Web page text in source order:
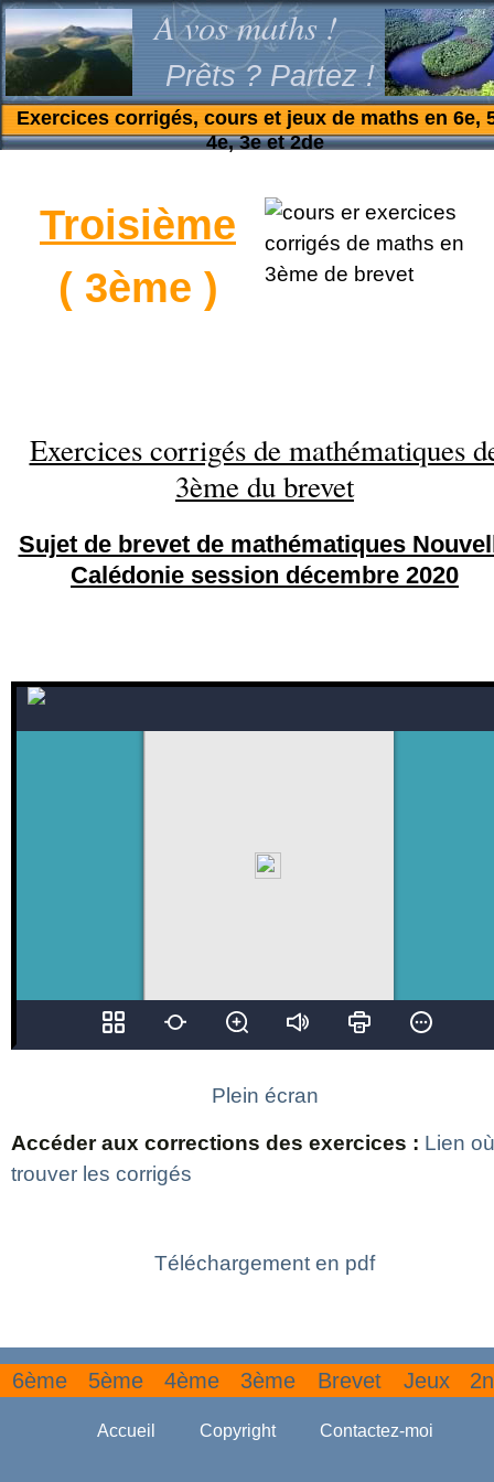
A vos maths !
Prêts ? Partez !
Exercices corrigés, cours et jeux de maths en 6e,
4e, 3e et 2de
Troisième
( 3ème )
Exercices corrigés de mathématiques
3ème du brevet
Sujet de brevet de mathématiques
Calédonie session décembre 2020
Plein écran
Accéder aux corrections des exercices : Lien où
trouver les corrigés
Téléchargement en pdf
6ème 5ème 4ème 3ème Brevet Jeux
Accueil Copyright Contactez-moi